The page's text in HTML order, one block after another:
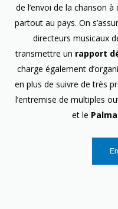
de l’envoi de la chanson
partout au pays. On
directeurs musicaux
transmettre un rapport
charge également
en plus de suivre de très
l’entremise de multiples
et le